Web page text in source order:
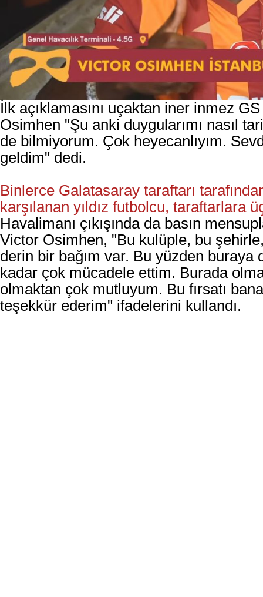
İlk açıklamasını uçaktan iner inmez
Osimhen "Şu anki duygularımı nasıl
de bilmiyorum. Çok heyecanlıyım.
geldim" dedi.
Binlerce Galatasaray taraftarı
karşılanan yıldız futbolcu, taraftarlara
Havalimanı çıkışında da basın
Victor Osimhen, "Bu kulüple, bu
derin bir bağım var. Bu yüzden buraya
kadar çok mücadele ettim. Burada
olmaktan çok mutluyum. Bu fırsatı
teşekkür ederim" ifadelerini kullandı.